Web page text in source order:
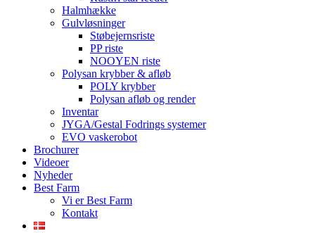
Halmhække
Gulvløsninger
Støbejernsriste
PP riste
NOOYEN riste
Polysan krybber & afløb
POLY krybber
Polysan afløb og render
Inventar
JYGA/Gestal Fodrings systemer
EVO vaskerobot
Brochurer
Videoer
Nyheder
Best Farm
Vi er Best Farm
Kontakt